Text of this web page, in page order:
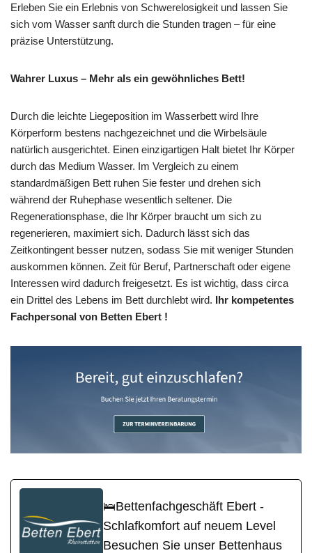
Erleben Sie ein Erlebnis von Schwerelosigkeit und lassen Sie
sich vom Wasser sanft durch die Stunden tragen – für eine
präzise Unterstützung.
Wahrer Luxus – Mehr als ein gewöhnliches Bett!
Durch die leichte Liegeposition im Wasserbett wird Ihre
Körperform bestens nachgezeichnet und die Wirbelsäule
natürlich ausgerichtet. Einen einzigartigen Halt bietet Ihr Körper
durch das Medium Wasser. Im Vergleich zu einem
standardmäßigen Bett ruhen Sie fester und drehen sich
während der Ruhephase wesentlich seltener. Die
Regenerationsphase, die Ihr Körper braucht um sich zu
regenerieren, maximiert sich. Dadurch lässt sich das
Zeitkontingent besser nutzen, sodass Sie mit weniger Stunden
auskommen können. Zeit für Beruf, Partnerschaft oder eigene
Interessen wird dadurch freigesetzt. Es ist wichtig, dass circa
ein Drittel des Lebens im Bett durchlebt wird. Ihr kompetentes
Fachpersonal von Betten Ebert !
🛌Bettenfachgeschäft Ebert -
Schlafkomfort auf neuem Level
Besuchen Sie unser Bettenhaus